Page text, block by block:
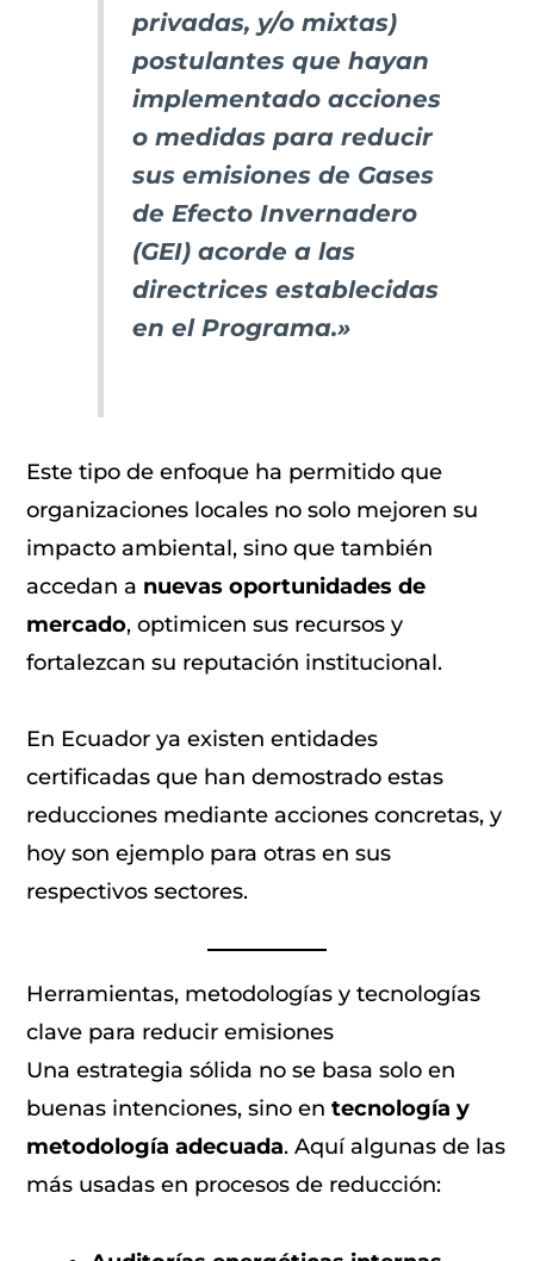
privadas, y/o mixtas)
postulantes que hayan
implementado acciones
o medidas para reducir
sus emisiones de Gases
de Efecto Invernadero
(GEI) acorde a las
directrices establecidas
en el Programa.»
Este tipo de enfoque ha permitido que
organizaciones locales no solo mejoren su
impacto ambiental, sino que también
accedan a nuevas oportunidades de
mercado, optimicen sus recursos y
fortalezcan su reputación institucional.
En Ecuador ya existen entidades
certificadas que han demostrado estas
reducciones mediante acciones concretas, y
hoy son ejemplo para otras en sus
respectivos sectores.
Herramientas, metodologías y tecnologías
clave para reducir emisiones
Una estrategia sólida no se basa solo en
buenas intenciones, sino entecnología y
metodología adecuada. Aquí algunas de las
más usadas en procesos de reducción: